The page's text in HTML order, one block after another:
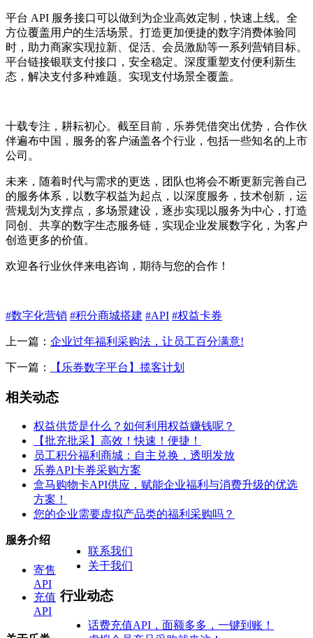
平台 API 服务接口可以做到为企业高效定制，快速上线。全
方位覆盖用户的生活场景。打造更加便捷的数字消费体验同
时，助力商家实现拉新、促活、会员激励等一系列营销目标。
平台链接银联支付接口，安全稳定。深度重塑支付便利新生
态，解决支付多种难题。实现支付场景全覆盖。
十载专注，耕耘初心。截至目前，乐券凭借突出优势，合作伙
伴遍布中国，服务的客户涵盖各个行业，包括一些知名的上市
公司。
未来，随着时代与需求的更迭，团队也将会不断更新完善自己
的服务体系，以数字权益为起点，以深度服务，技术创新，运
营规划为支撑点，多场景建设，逐步实现以服务为中心，打造
同创、共享的数字生态服务链，实现企业发展数字化，为客户
创造更多的价值。
欢迎各行业伙伴来电咨询，期待与您的合作！
#数字化营销 #积分商城搭建 #API #权益卡券
上一篇： 企业过年福利采购法，让员工百分满意!
下一篇： 【乐券数字平台】揽客计划
相关动态
权益供货是什么？如何利用权益赚钱呢？
【批充批采】高效！快速！便捷！
员工积分福利商城：自主兑换，透明发放
乐券API卡券采购方案
盒马购物卡API供应，赋能企业福利与消费升级的优选
方案！
您的企业需要虚拟产品类的福利采购吗？
联系我们
关于我们
行业动态
话费充值API，面额多多，一键到账！
服务介绍
寄售
API
充值
API